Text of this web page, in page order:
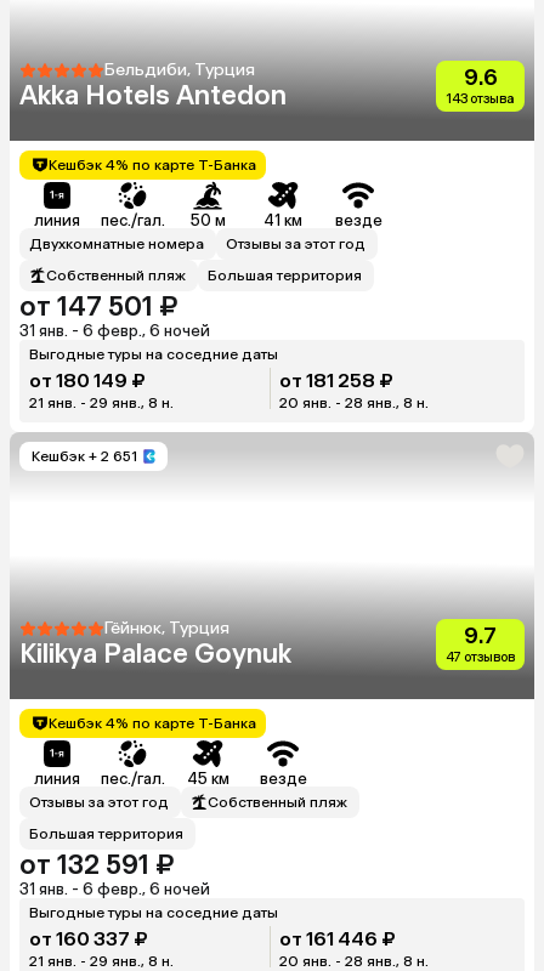
Бельдиби, Турция
Akka Hotels Antedon
9.6
143 отзыва
Кешбэк 4% по карте Т-Банка
линия пес./гал. 50 м 41 км везде
Двухкомнатные номера
Отзывы за этот год
Собственный пляж
Большая территория
от 147 501 ₽
31 янв. - 6 февр., 6 ночей
Выгодные туры на соседние даты
от 180 149 ₽
21 янв. - 29 янв., 8 н.
от 181 258 ₽
20 янв. - 28 янв., 8 н.
Кешбэк + 2 651
Гёйнюк, Турция
Kilikya Palace Goynuk
9.7
47 отзывов
Кешбэк 4% по карте Т-Банка
линия пес./гал. 45 км везде
Отзывы за этот год
Собственный пляж
Большая территория
от 132 591 ₽
31 янв. - 6 февр., 6 ночей
Выгодные туры на соседние даты
от 160 337 ₽
21 янв. - 29 янв., 8 н.
от 161 446 ₽
20 янв. - 28 янв., 8 н.